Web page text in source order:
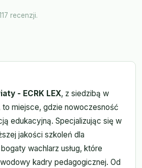
recenzji.
- ECRK LEX, z siedzibą w
to miejsce, gdzie nowoczesność
edukacyjną. Specjalizując się w
jakości szkoleń dla
wachlarz usług, które
kadry pedagogicznej. Od